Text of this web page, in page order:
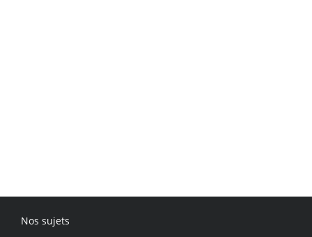
Nos sujets